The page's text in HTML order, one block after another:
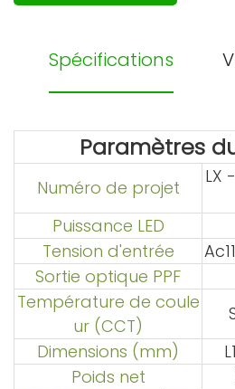
Spécifications
Paramètres
Numéro de projet
LX
Puissance LED
Tension d'entrée
Sortie optique PPF
Température de coule
ur (CCT)
Dimensions (mm)
Poids net